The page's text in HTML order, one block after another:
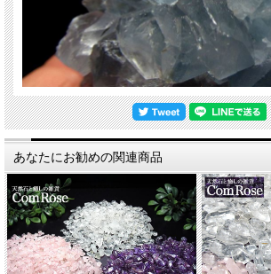
あなたにお勧めの関連商品